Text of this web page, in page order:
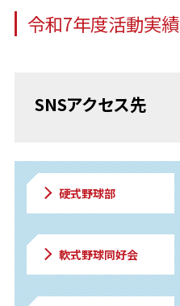
令和7年度活動実績
SNSアクセス先
硬式野球部
軟式野球同好会